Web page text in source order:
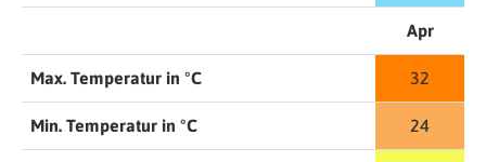
Apr
Max. Temperatur in °C 32
Min. Temperatur in °C 24